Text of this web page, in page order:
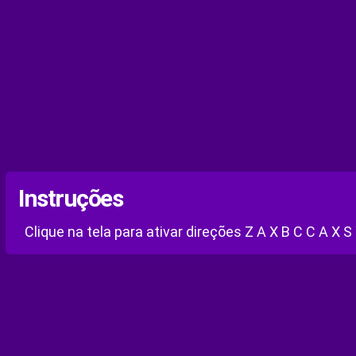
Instruções
Clique na tela para ativar direções Z A X B C C A X